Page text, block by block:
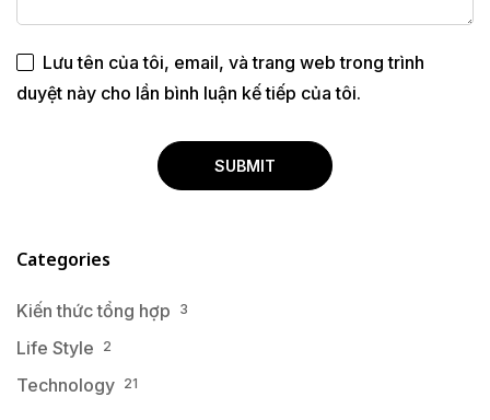
Lưu tên của tôi, email, và trang web trong trình
duyệt này cho lần bình luận kế tiếp của tôi.
Categories
Kiến thức tổng hợp 3
Life Style 2
Technology 21